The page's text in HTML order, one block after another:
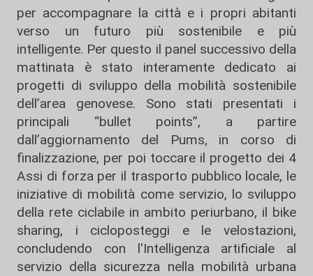
per accompagnare la città e i propri abitanti
verso un futuro più sostenibile e più
intelligente. Per questo il panel successivo della
mattinata è stato interamente dedicato ai
progetti di sviluppo della mobilità sostenibile
dell’area genovese. Sono stati presentati i
principali “bullet points”, a partire
dall’aggiornamento del Pums, in corso di
finalizzazione, per poi toccare il progetto dei 4
Assi di forza per il trasporto pubblico locale, le
iniziative di mobilità come servizio, lo sviluppo
della rete ciclabile in ambito periurbano, il bike
sharing, i cicloposteggi e le velostazioni,
concludendo con l'Intelligenza artificiale al
servizio della sicurezza nella mobilità urbana